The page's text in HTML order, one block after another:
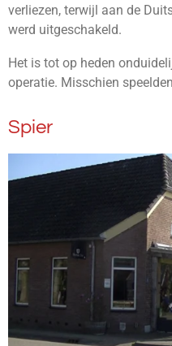
verliezen, terwijl aan de
werd uitgeschakeld.
Het is tot op heden
operatie. Misschien
Spier